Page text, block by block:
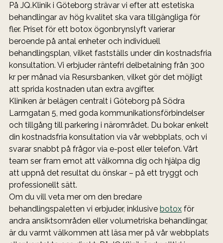
På JQ.Klinik i Göteborg strävar vi efter att estetiska
behandlingar av hög kvalitet ska vara tillgängliga för
fler. Priset för ett botox ögonbrynslyft varierar
beroende på antal enheter och individuell
behandlingsplan, vilket fastställs under din kostnadsfria
konsultation. Vi erbjuder räntefri delbetalning från 300
kr per månad via Resursbanken, vilket gör det möjligt
att sprida kostnaden utan extra avgifter.
Kliniken är belägen centralt i Göteborg på Södra
Larmgatan 5, med goda kommunikationsförbindelser
och tillgång till parkering i närområdet. Du bokar enkelt
din kostnadsfria konsultation via vår webbplats, och vi
svarar snabbt på frågor via e-post eller telefon. Vårt
team ser fram emot att välkomna dig och hjälpa dig
att uppnå det resultat du önskar – på ett tryggt och
professionellt sätt.
Om du vill veta mer om den bredare
behandlingspaletten vi erbjuder, inklusive botox för
andra ansiktsområden eller volumetriska behandlingar,
är du varmt välkommen att läsa mer på vår webbplats